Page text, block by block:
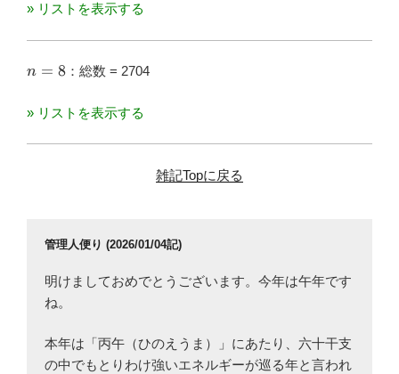
» リストを表示する
n=8
n = 8 ：総数 = 2704
» リストを表示する
雑記Topに戻る
管理人便り (2026/01/04記)
明けましておめでとうございます。今年は午年です
ね。
本年は「丙午（ひのえうま）」にあたり、六十干支
の中でもとりわけ強いエネルギーが巡る年と言われ